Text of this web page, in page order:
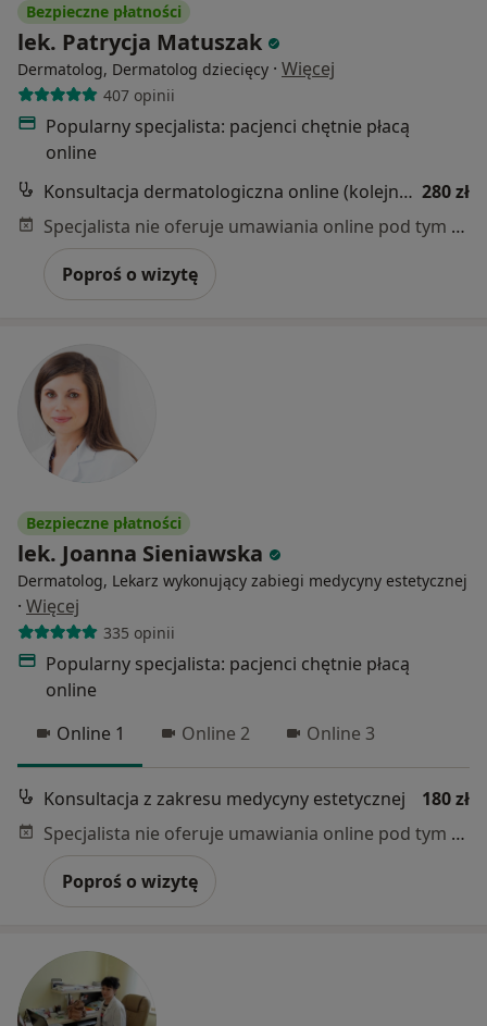
Bezpieczne płatności
lek. Patrycja Matuszak
Dermatolog, Dermatolog dziecięcy · Więcej
407 opinii
Popularny specjalista: pacjenci chętnie płacą
online
Konsultacja dermatologiczna online (kolejna wizyta) 280 zł
Specjalista nie oferuje umawiania online pod tym adresem.
Poproś o wizytę
Bezpieczne płatności
lek. Joanna Sieniawska
Dermatolog, Lekarz wykonujący zabiegi medycyny estetycznej
· Więcej
335 opinii
Popularny specjalista: pacjenci chętnie płacą
online
Online 1
Online 2 Online 3
Konsultacja z zakresu medycyny estetycznej
180 zł
Specjalista nie oferuje umawiania online pod tym adresem.
Poproś o wizytę